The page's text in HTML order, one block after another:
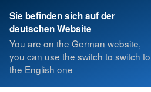
Sie befinden sich auf der
deutschen Website
You are on the German website,
you can use the switch to switch to
the English one